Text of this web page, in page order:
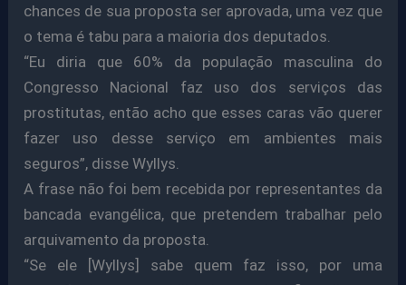
chances de sua proposta ser aprovada, uma vez que
o tema é tabu para a maioria dos deputados.
“Eu diria que 60% da população masculina do
Congresso Nacional faz uso dos serviços das
prostitutas, então acho que esses caras vão querer
fazer uso desse serviço em ambientes mais
seguros”, disse Wyllys.
A frase não foi bem recebida por representantes da
bancada evangélica, que pretendem trabalhar pelo
arquivamento da proposta.
“Se ele [Wyllys] sabe quem faz isso, por uma